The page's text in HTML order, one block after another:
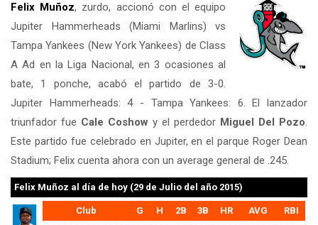
Felix Muñoz, zurdo, accionó con el equipo
Jupiter Hammerheads (Miami Marlins) vs
Tampa Yankees (New York Yankees) de Class
A Ad en la Liga Nacional, en 3 ocasiones al
bate, 1 ponche, acabó el partido de 3-0.
Jupiter Hammerheads: 4 - Tampa Yankees: 6. El lanzador
triunfador fue Cale Coshow y el perdedor Miguel Del Pozo.
Este partido fue celebrado en Jupiter, en el parque Roger Dean
Stadium; Felix cuenta ahora con un average general de .245.
Felix Muñoz al día de hoy (29 de Julio del año 2015)
Club G H 2B 3B HR AVG
RBI